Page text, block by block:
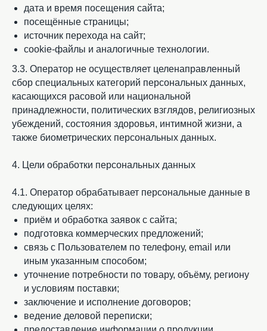
дата и время посещения сайта;
посещённые страницы;
источник перехода на сайт;
cookie-файлы и аналогичные технологии.
3.3. Оператор не осуществляет целенаправленный
сбор специальных категорий персональных данных,
касающихся расовой или национальной
принадлежности, политических взглядов, религиозных
убеждений, состояния здоровья, интимной жизни, а
также биометрических персональных данных.
4. Цели обработки персональных данных
4.1. Оператор обрабатывает персональные данные в
следующих целях:
приём и обработка заявок с сайта;
подготовка коммерческих предложений;
связь с Пользователем по телефону, email или
иным указанным способом;
уточнение потребности по товару, объёму, региону
и условиям поставки;
заключение и исполнение договоров;
ведение деловой переписки;